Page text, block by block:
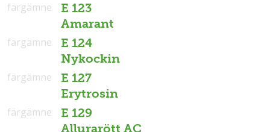
E 123
Amarant
färgämne
E 124
Nykockin
färgämne
E 127
Erytrosin
färgämne
E 129
Allurarött AC
färgämne